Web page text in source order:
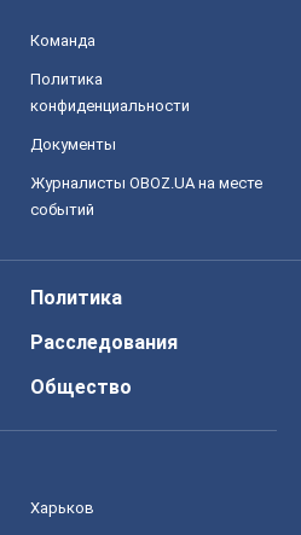
Команда
Политика
конфиденциальности
Документы
Журналисты OBOZ.UA на месте
событий
Политика
Расследования
Общество
Харьков